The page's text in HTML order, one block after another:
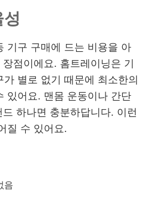
기구 구매에 드는 비용을 아
점이에요. 홈트레이닝은 기
별로 없기 때문에 최소한의
있어요. 맨몸 운동이나 간단
하나면 충분하답니다. 이런
질 수 있어요.
음